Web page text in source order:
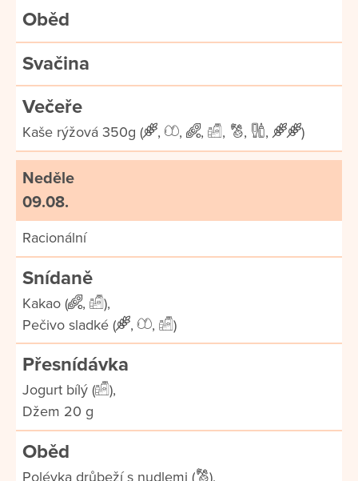
Oběd
Svačina
Večeře
Kaše rýžová 350g ( , , , , , , )
Neděle
09.08.
Racionální
Snídaně
Kakao ( ,
),
Pečivo sladké (
, , )
Přesnídávka
Jogurt bílý (
),
Džem 20 g
Oběd
Polévka drůbeží s nudlemi ( ),